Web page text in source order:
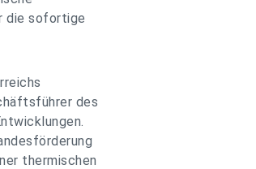
die sofortige
des
thermischen